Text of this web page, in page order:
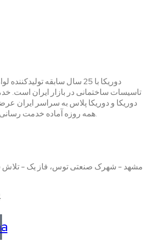
دوریکا با 25 سال سابقه
دوریکا و دوریکا پلاس به سراسر ایران
همه روزه آماده خدمت رسانی به هموطنان عزیز است.
مشهد - شهرک صنعتی توس، فاز یک - تلاش